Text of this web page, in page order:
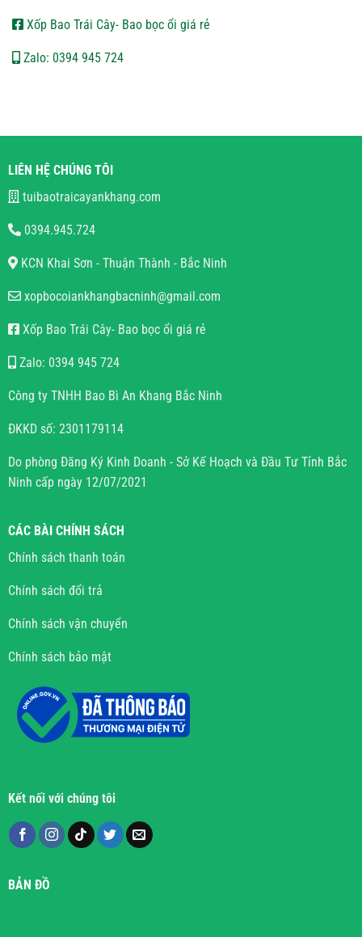
Xốp Bao Trái Cây- Bao bọc ổi giá rẻ
Zalo: 0394 945 724
LIÊN HỆ CHÚNG TÔI
tuibaotraicayankhang.com
0394.945.724
KCN Khai Sơn - Thuận Thành - Bắc Ninh
xopbocoiankhangbacninh@gmail.com
Xốp Bao Trái Cây- Bao bọc ổi giá rẻ
Zalo: 0394 945 724
Công ty TNHH Bao Bì An Khang Bắc Ninh
ĐKKD số: 2301179114
Do phòng Đăng Ký Kinh Doanh - Sở Kế Hoạch và Đầu Tư Tỉnh Bắc
Ninh cấp ngày 12/07/2021
CÁC BÀI CHÍNH SÁCH
Chính sách thanh toán
Chính sách đổi trả
Chính sách vận chuyển
Chính sách bảo mật
Kết nối với chúng tôi
BẢN ĐỒ